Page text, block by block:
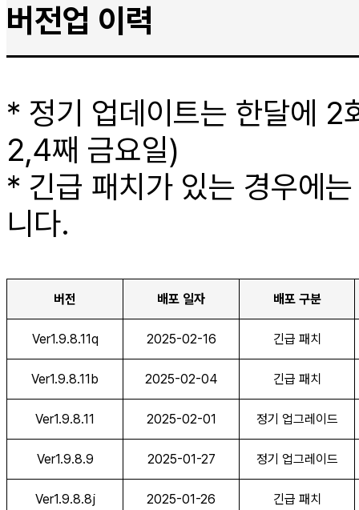
버전업 이력
* 정기 업데이트는 한달에 2
2,4째 금요일)
* 긴급 패치가 있는 경우에
니다.
버전 배포 일자 배포 구분
Ver1.9.8.11q 2025-02-16 긴급 패치
Ver1.9.8.11b 2025-02-04 긴급 패치
Ver1.9.8.11 2025-02-01 정기 업그레이드
Ver1.9.8.9 2025-01-27 정기 업그레이드
Ver1.9.8.8j 2025-01-26 긴급 패치